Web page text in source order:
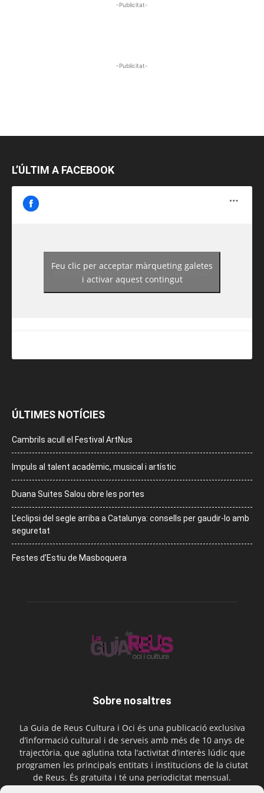
-Publicitat-
-Publicitat-
L’ÚLTIM A FACEBOOK
https://www.facebook.com/guiadereus/
Feu clic per acceptar màrqueting galetes
i activar aquest contingut
ÚLTIMES NOTÍCIES
Cambrils acull el Festival ArtNus
Impuls al talent acadèmic, musical i artístic
Duana Suites Salou obre les portes
L’eclipsi del segle arriba a Catalunya: consells per gaudir-lo amb
seguretat
Festes d’Estiu de Masboquera
Sobre nosaltres
La Guia de Reus Cultura i Oci és una publicació exclusiva
d’informació cultural i de serveis amb més de 10 anys de
trajectòria, que aglutina tota l’activitat d’interès lúdic que
programen les principals entitats i institucions de la ciutat
de Reus. És gratuïta i té una periodicitat mensual.